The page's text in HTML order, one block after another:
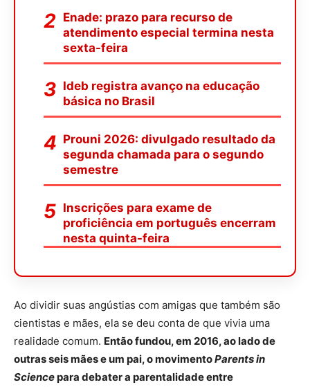
Enade: prazo para recurso de
atendimento especial termina nesta
sexta-feira
Ideb registra avanço na educação
básica no Brasil
Prouni 2026: divulgado resultado da
segunda chamada para o segundo
semestre
Inscrições para exame de
proficiência em português encerram
nesta quinta-feira
Ao dividir suas angústias com amigas que também são
cientistas e mães, ela se deu conta de que vivia uma
realidade comum. Então fundou, em 2016, ao lado de
outras seis mães e um pai, o movimentoParents in
Sciencepara debater a parentalidade entre